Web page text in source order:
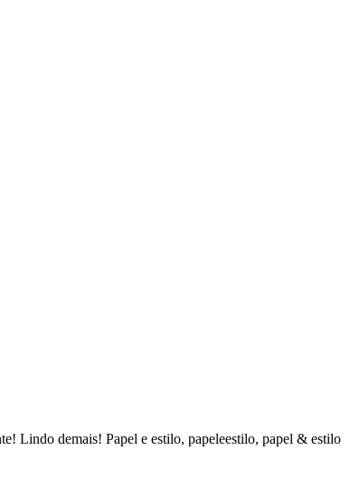
Lindo demais! Papel e estilo, papeleestilo, papel & estilo